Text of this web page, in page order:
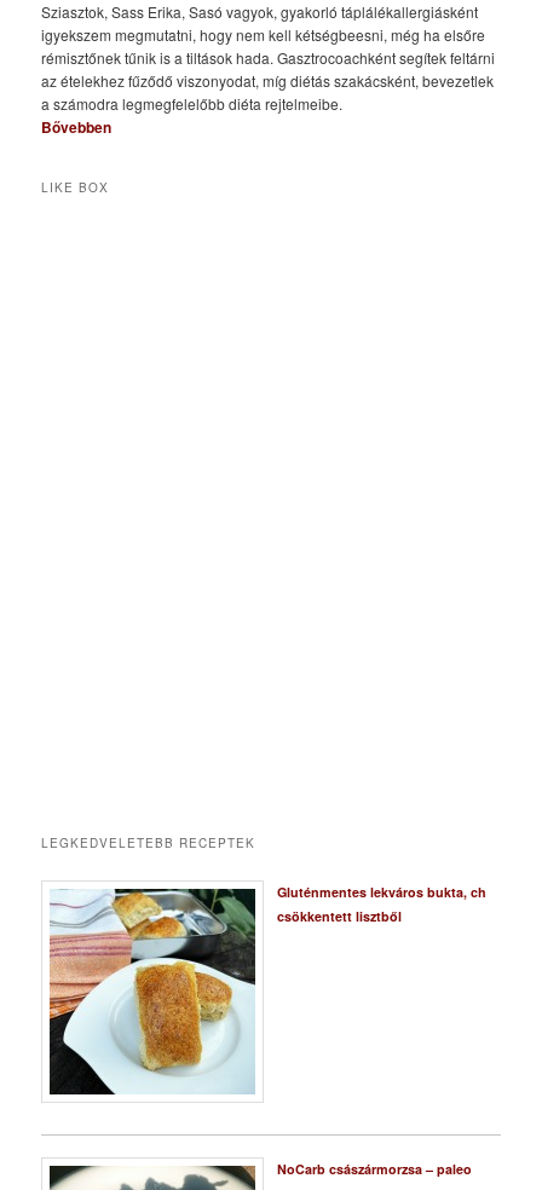
Sziasztok, Sass Erika, Sasó vagyok, gyakorló táplálékallergiásként
igyekszem megmutatni, hogy nem kell kétségbeesni, még ha elsőre
rémisztőnek tűnik is a tiltások hada. Gasztrocoachként segítek feltárni
az ételekhez fűződő viszonyodat, míg diétás szakácsként, bevezetlek
a számodra legmegfelelőbb diéta rejtelmeibe.
Bővebben
LIKE BOX
LEGKEDVELETEBB RECEPTEK
Gluténmentes lekváros bukta, ch
csökkentett lisztből
NoCarb császármorzsa – paleo